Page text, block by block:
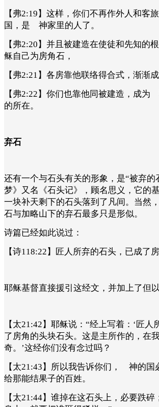
【弗2:19】这样，你们不再作外人和客
国，是 神家里的人了。
【弗2:20】并且被建造在使徒和先知的
稣自己为房角石，
【弗2:21】各房靠他联络得合式，渐渐
【弗2:22】你们也靠他同被建造，成为
的所在。
弃石
还有一个与石头有关的形象，是“被弃的
梦》又名《石头记》，顾名思义，它的
一块补天剩下的石头落到了凡间。当然
石与加略山下的弃石最多只是形似。
诗篇已经如此说过：
【诗118:22】匠人所弃的石头，已成了
耶稣基督直接援引这经文，并加上了但
【太21:42】耶稣说：“经上写着：‘匠
了房角的头块石头。这是主所作的，在
奇。’这经你们没有念过吗？
【太21:43】所以我告诉你们， 神的国
给那能结果子的百姓。
【太21:44】谁掉在这石头上，必要跌